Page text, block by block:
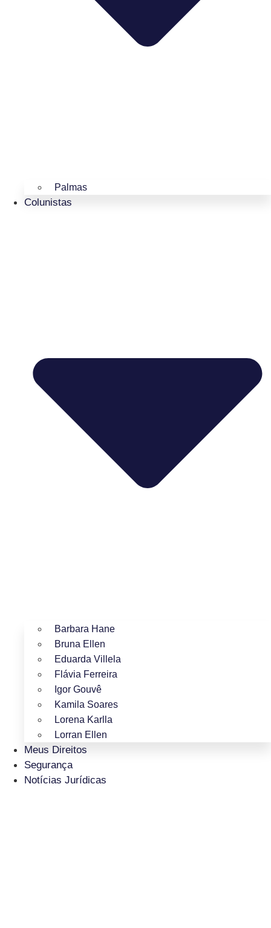
Palmas
Colunistas
Barbara Hane
Bruna Ellen
Eduarda Villela
Flávia Ferreira
Igor Gouvê
Kamila Soares
Lorena Karlla
Lorran Ellen
Meus Direitos
Segurança
Notícias Jurídicas